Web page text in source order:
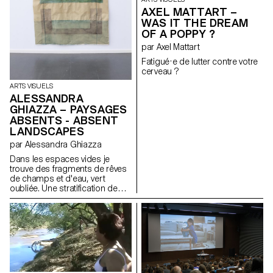
ARTS VISUELS
ALESSANDRA
GHIAZZA – PAYSAGES
ABSENTS - ABSENT
LANDSCAPES
par Alessandra Ghiazza
Dans les espaces vides je
trouve des fragments de rêves
de champs et d'eau, vert
oubliée. Une stratification de
souvenirs qui révèle des
expériences dans des
paysages naturels, réels mais
aussi des lieux suspendus
entre mémoire et onirisme,
créant à travers des formes
géométriques et répétitives un
espace de contemplation des
AXEL MATTART –
WAS IT THE DREAM
OF A POPPY ?
par Axel Mattart
Fatigué·e de lutter contre votre
cerveau ?